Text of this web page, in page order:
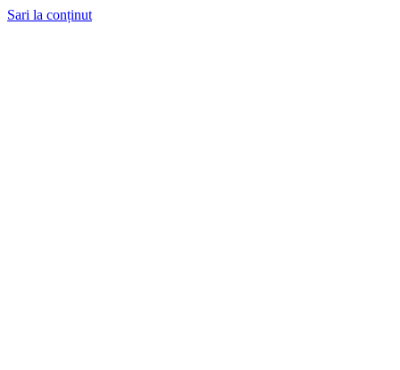
Sari la conținut